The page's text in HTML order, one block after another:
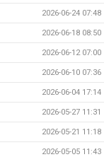
2026-06-24 07:48
2026-06-18 08:50
2026-06-12 07:00
2026-06-10 07:36
2026-06-04 17:14
2026-05-27 11:31
2026-05-21 11:18
2026-05-05 11:43